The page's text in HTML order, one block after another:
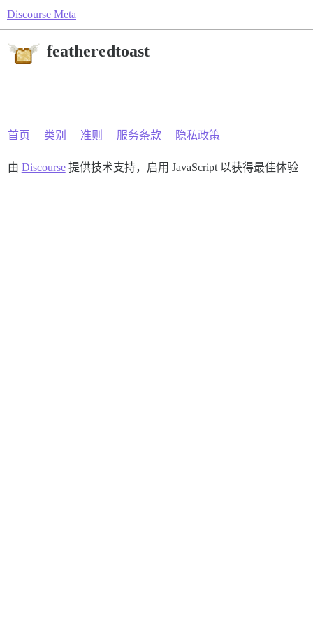
Discourse Meta
featheredtoast
首页 类别 准则 服务条款 隐私政策
由 Discourse提供技术支持，启用 JavaScript 以获得最佳体验